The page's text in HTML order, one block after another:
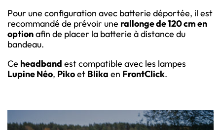
Pour une configuration avec batterie déportée, il est
recommandé de prévoir une rallonge de 120 cm en
optionafin de placer la batterie à distance du
bandeau.
Ce headband est compatible avec les lampes
Lupine Néo, Pikoet Blika en FrontClick.